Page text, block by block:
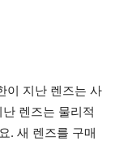
이 지난 렌즈는 사
렌즈는 물리적
. 새 렌즈를 구매